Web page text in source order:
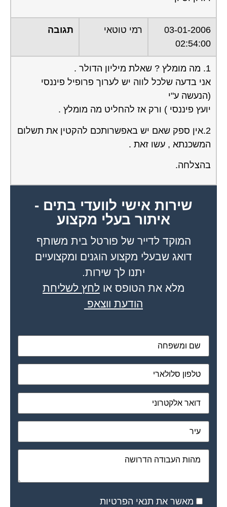
03-01-2006
02:54:00
רמי טוטאי תגובה
1. מה מומלץ ? שאלת מיליון הדולר .
אני בדעה שלכל לווה יש לערוך פרופיל פיננסי
(הנעשה ע"י
יועץ פיננסי ) ורק אז להחליט מה מומלץ .
2.אין ספק שאם יש באפשרותכם להקטין את תשלום
המשכנתא , עשו זאת .
בהצלחה.
שירות אישי לוועדי בתים -
איתור בעלי מקצוע
המוקד לדייר של פורטל בית משותף
דואג שבעלי מקצוע הוגנים ומקצועיים
יתנו לך שירות.
מלא את הטופס או לחץ לשליחת
הודעת ווצאפ
מאשר את תנאי הפרטיות